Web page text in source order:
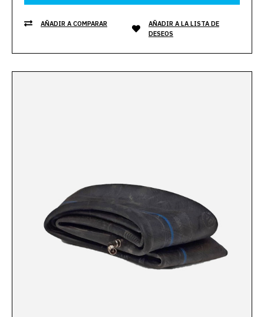
AÑADIR A COMPARAR
AÑADIR A LA LISTA DE
DESEOS